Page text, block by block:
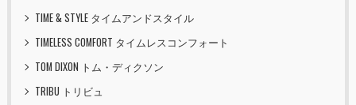
TIME & STYLE タイムアンドスタイル
TIMELESS COMFORT タイムレスコンフォート
TOM DIXON トム・ディクソン
TRIBU トリビュ